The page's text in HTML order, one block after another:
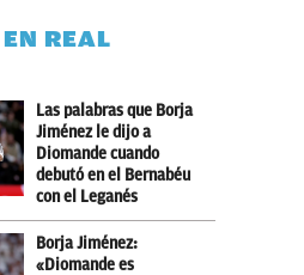
REAL
Las palabras que Borja
Jiménez le dijo a
Diomande cuando
debutó en el Bernabéu
con el Leganés
Borja Jiménez:
«Diomande es